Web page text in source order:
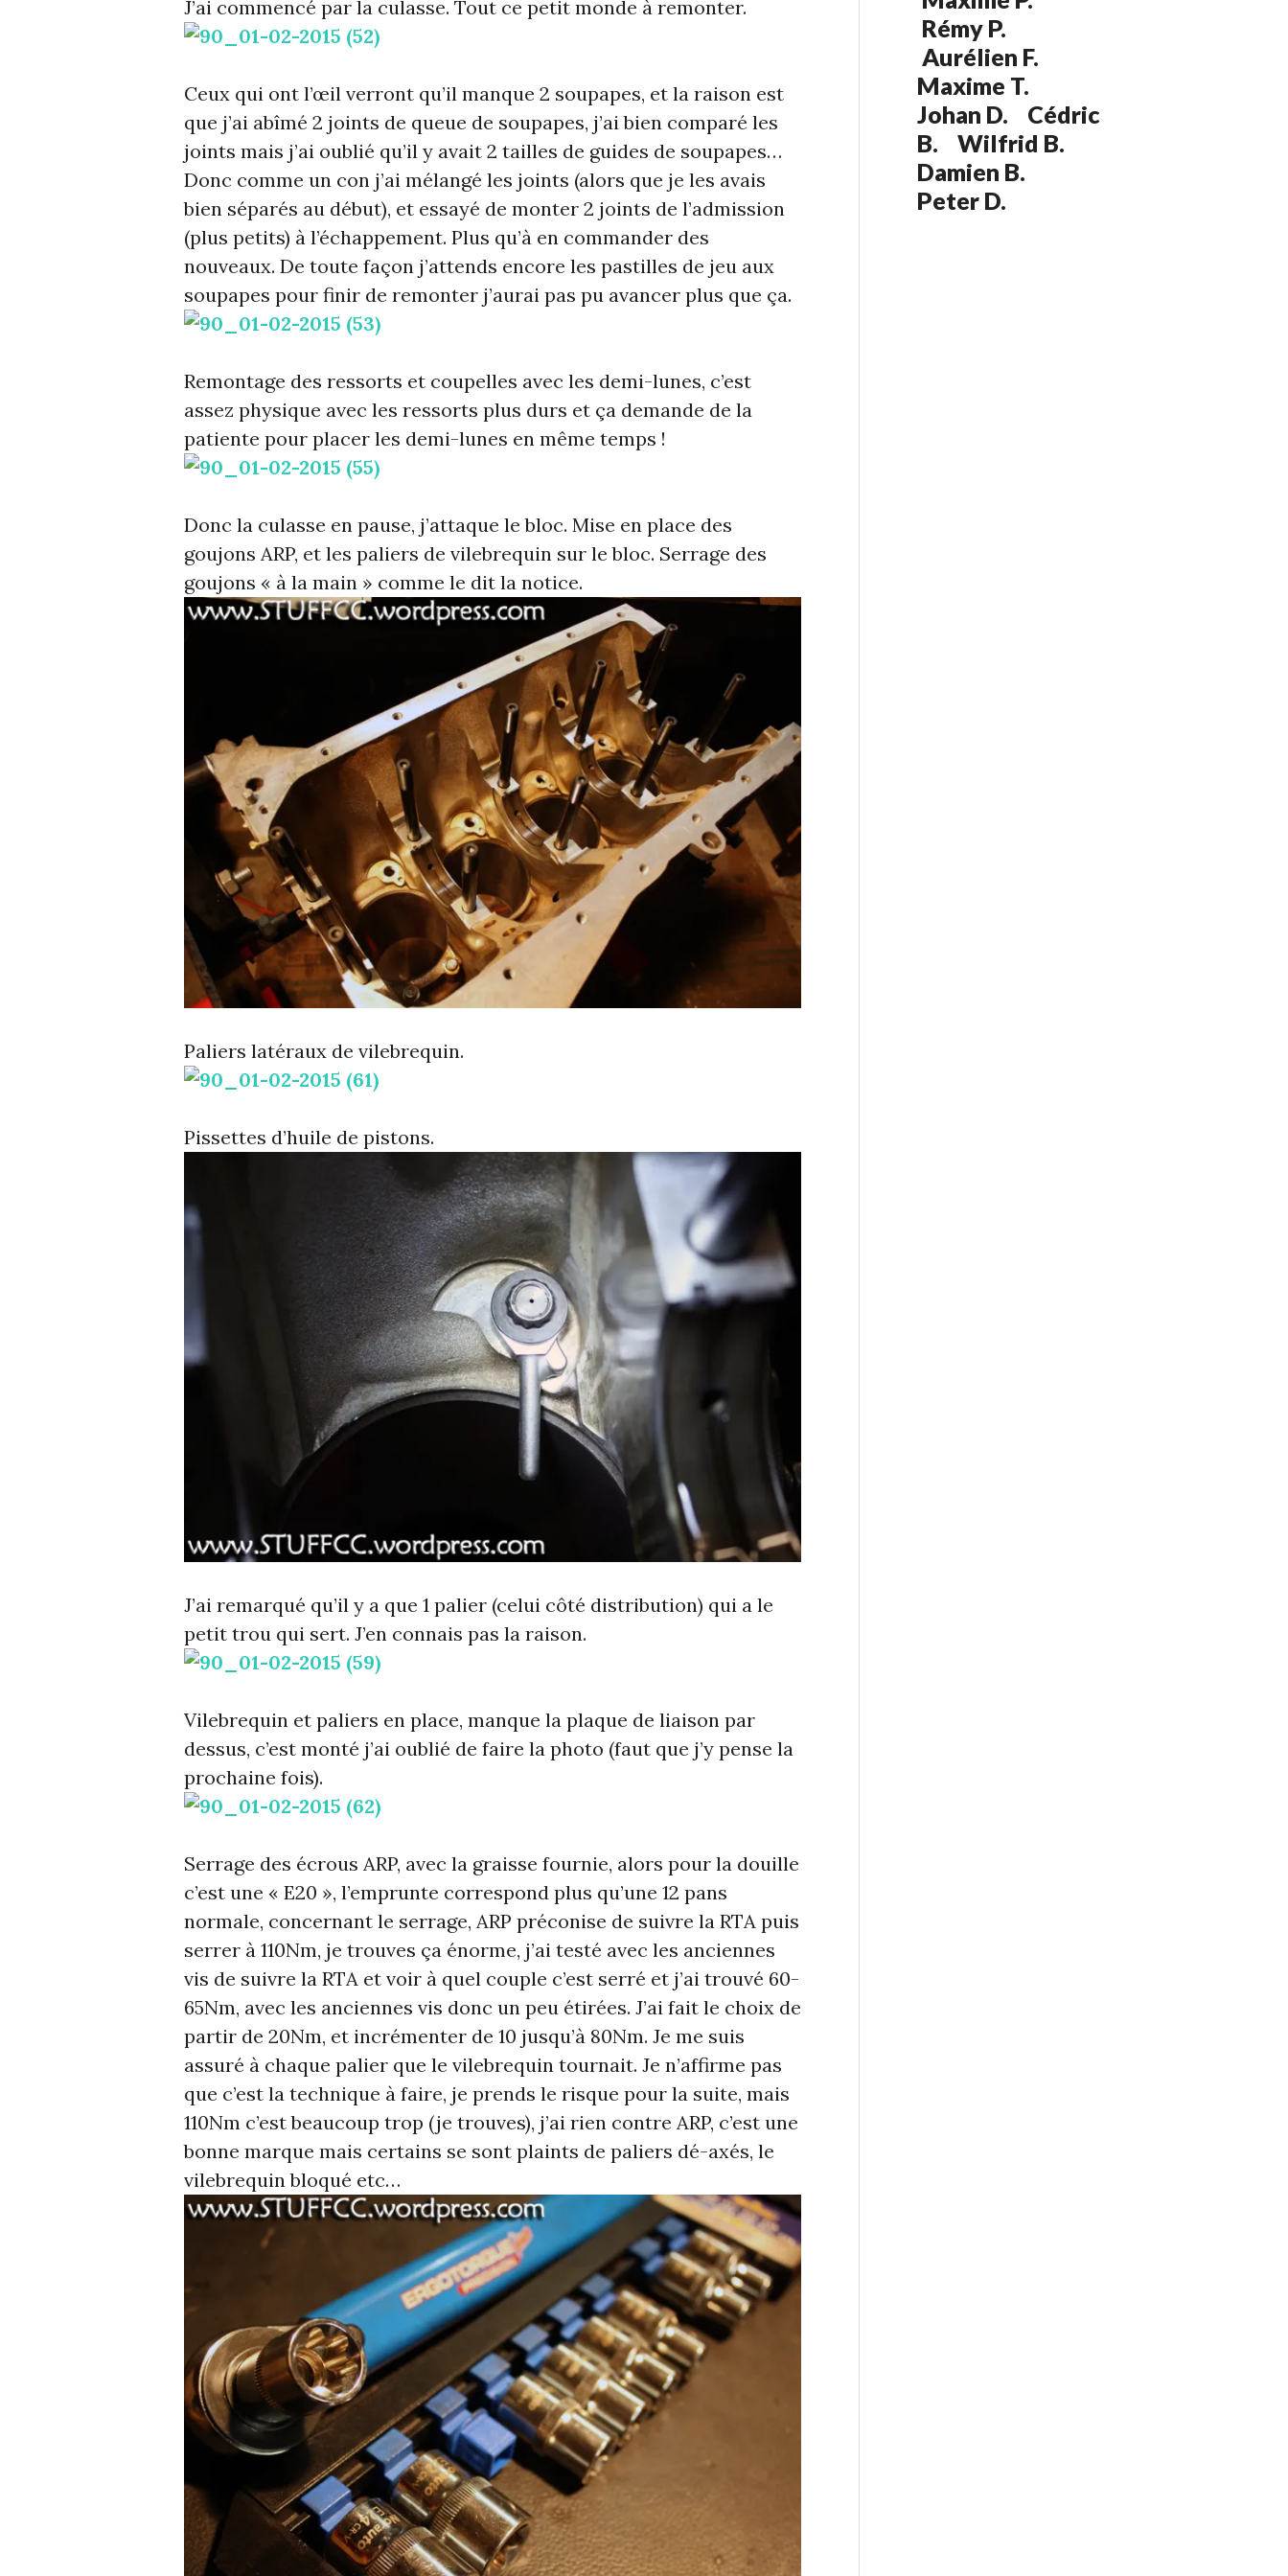
J’ai commencé par la culasse. Tout ce petit monde à remonter.
Ceux qui ont l’œil verront qu’il manque 2 soupapes, et la raison est
que j’ai abîmé 2 joints de queue de soupapes, j’ai bien comparé les
joints mais j’ai oublié qu’il y avait 2 tailles de guides de soupapes…
Donc comme un con j’ai mélangé les joints (alors que je les avais
bien séparés au début), et essayé de monter 2 joints de l’admission
(plus petits) à l’échappement. Plus qu’à en commander des
nouveaux. De toute façon j’attends encore les pastilles de jeu aux
soupapes pour finir de remonter j’aurai pas pu avancer plus que ça.
Remontage des ressorts et coupelles avec les demi-lunes, c’est
assez physique avec les ressorts plus durs et ça demande de la
patiente pour placer les demi-lunes en même temps !
Donc la culasse en pause, j’attaque le bloc. Mise en place des
goujons ARP, et les paliers de vilebrequin sur le bloc. Serrage des
goujons « à la main » comme le dit la notice.
Paliers latéraux de vilebrequin.
Pissettes d’huile de pistons.
J’ai remarqué qu’il y a que 1 palier (celui côté distribution) qui a le
petit trou qui sert. J’en connais pas la raison.
Vilebrequin et paliers en place, manque la plaque de liaison par
dessus, c’est monté j’ai oublié de faire la photo (faut que j’y pense la
prochaine fois).
Serrage des écrous ARP, avec la graisse fournie, alors pour la douille
c’est une « E20 », l’emprunte correspond plus qu’une 12 pans
normale, concernant le serrage, ARP préconise de suivre la RTA puis
serrer à 110Nm, je trouves ça énorme, j’ai testé avec les anciennes
vis de suivre la RTA et voir à quel couple c’est serré et j’ai trouvé 60-
65Nm, avec les anciennes vis donc un peu étirées. J’ai fait le choix de
partir de 20Nm, et incrémenter de 10 jusqu’à 80Nm. Je me suis
assuré à chaque palier que le vilebrequin tournait. Je n’affirme pas
que c’est la technique à faire, je prends le risque pour la suite, mais
110Nm c’est beaucoup trop (je trouves), j’ai rien contre ARP, c’est une
bonne marque mais certains se sont plaints de paliers dé-axés, le
vilebrequin bloqué etc…
Rémy P.
Aurélien F.
Maxime T.
Johan D. Cédric
B. Wilfrid B.
Damien B.
Peter D.